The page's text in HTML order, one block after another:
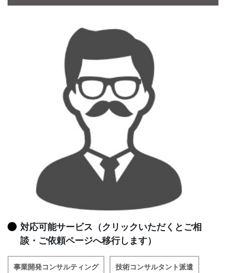
対応可能サービス（クリックいただくとご相
談・ご依頼ページへ移行します）
事業開発コンサルティング 技術コンサルタント派遣